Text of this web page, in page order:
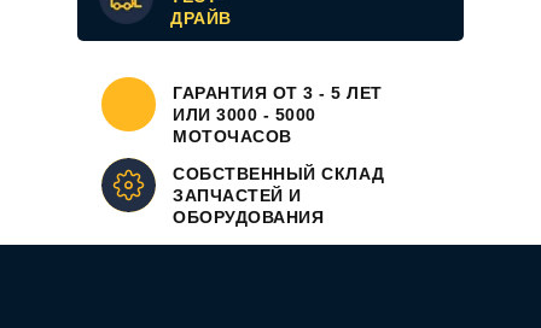
СОБСТВЕННЫЙ СКЛАД
ЗАПЧАСТЕЙ И
ОБОРУДОВАНИЯ
ГАРАНТИЯ ОТ 3 - 5 ЛЕТ
ИЛИ 3000 - 5000
МОТОЧАСОВ
ДРАЙВ